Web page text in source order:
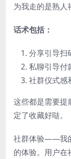
为我走的是熟人
话术包括：
分享引导扫
私聊引导付
社群仪式感
这些都是需要提
定了收藏好哒。
社群体验——我
的体验。用户在